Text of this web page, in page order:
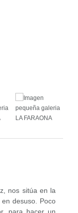
nos sitúa en la
desuso. Poco
para hacer un